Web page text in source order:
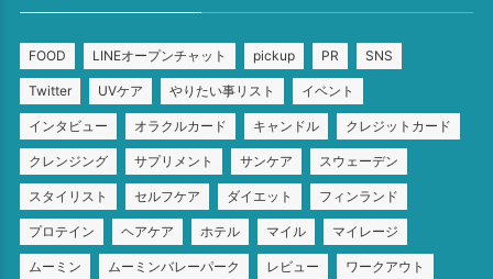
FOOD LINEオープンチャット pickup PR SNS
Twitter UVケア やりたい事リスト イベント
インタビュー オラクルカード キャンドル クレジットカード
クレンジング サプリメント サンケア スウェーデン
スタイリスト セルフケア ダイエット フィンランド
プロテイン ヘアケア ホテル マイル マイレージ
ムーミン ムーミンバレーパーク レビュー ワークアウト